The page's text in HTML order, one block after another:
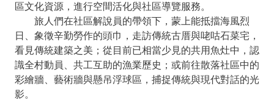
區文化資源，進行空間活化與社區導覽服務。
旅人們在社區解說員的帶領下，蒙上能抵擋海風烈
日、象徵辛勤勞作的頭巾，走訪傳統古厝與咾咕石菜宅，
看見傳統建築之美；從目前已相當少見的共用魚灶中，認
識全村動員、共工互助的漁業歷史；或前往散落社區中的
彩繪牆、藝術牆與懸吊浮球區，捕捉傳統與現代對話的光
影。